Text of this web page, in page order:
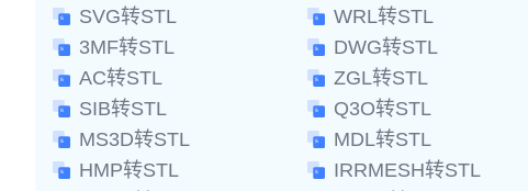
SVG转STL
WRL转STL
3MF转STL
DWG转STL
AC转STL
ZGL转STL
SIB转STL
Q3O转STL
MS3D转STL
MDL转STL
HMP转STL
IRRMESH转STL